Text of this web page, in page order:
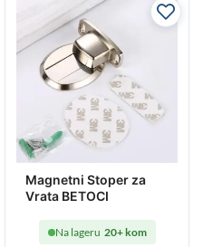
Magnetni Stoper za
Vrata BETOCI
Na lageru 20+ kom